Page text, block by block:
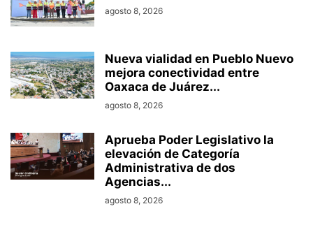
agosto 8, 2026
Nueva vialidad en Pueblo Nuevo
mejora conectividad entre
Oaxaca de Juárez...
agosto 8, 2026
Aprueba Poder Legislativo la
elevación de Categoría
Administrativa de dos
Agencias...
agosto 8, 2026